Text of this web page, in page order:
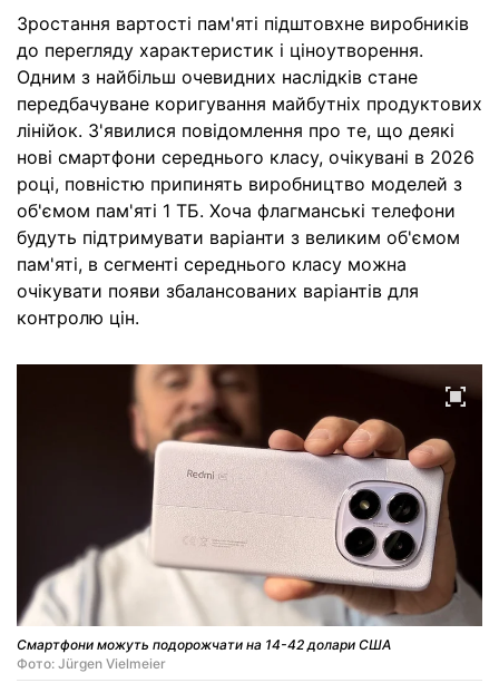
Зростання вартості пам'яті підштовхне виробників
до перегляду характеристик і ціноутворення.
Одним з найбільш очевидних наслідків стане
передбачуване коригування майбутніх продуктових
лінійок. З'явилися повідомлення про те, що деякі
нові смартфони середнього класу, очікувані в 2026
році, повністю припинять виробництво моделей з
об'ємом пам'яті 1 ТБ. Хоча флагманські телефони
будуть підтримувати варіанти з великим об'ємом
пам'яті, в сегменті середнього класу можна
очікувати появи збалансованих варіантів для
контролю цін.
Смартфони можуть подорожчати на 14-42 долари США
Фото: Jürgen Vielmeier